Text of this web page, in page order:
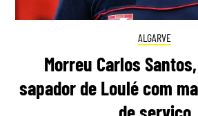
ALGARVE
Morreu Carlos
sapador de Loulé com